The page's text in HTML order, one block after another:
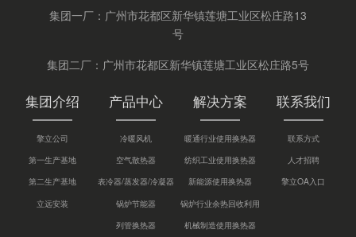
集团一厂：广州市花都区新华镇莲塘工业区松庄路13
号
集团二厂：广州市花都区新华镇莲塘工业区松庄路5号
集团介绍
擎立公司
第一生产基地
第二生产基地
立远安装
产品中心
冷暖风机
空气散热器
表冷器/蒸发器/冷凝器
锅炉节能器
列管换热器
解决方案
暖通行业使用换热器
纺织工业使用换热器
新能源使用换热器
锅炉行业余热回收利用
机械制造使用换热器
联系我们
联系方式
人才招聘
擎立OA入口